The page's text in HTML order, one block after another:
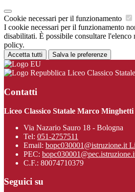
Cookie necessari per il funzionamento
I cookie necessari per il funzionamento
disabilitati. È possibile consultare l'elenco
policy.
Accetta tutti Salva le preferenze
Liceo Classico
Contatti
Liceo Classico Statale Marco Minghetti
Via Nazario Sauro 18 - Bologna
Tel: 051-2757511
Email: bopc030001@istruzione.it
PEC:
C.F.: 80074710379
Seguici su